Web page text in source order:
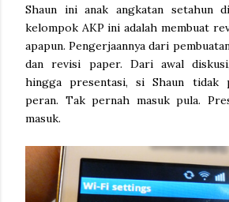
Shaun ini anak angkatan setahun
kelompok AKP ini adalah membuat
apapun. Pengerjaannya dari
dan revisi paper. Dari awal
hingga presentasi, si Shaun tidak
peran. Tak pernah masuk pula.
masuk.